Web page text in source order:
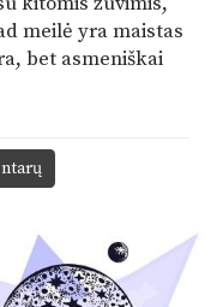
meilė yra maistas
bet asmeniškai